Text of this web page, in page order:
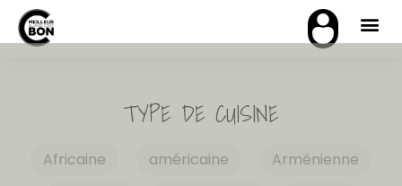
TYPE DE CUISINE
Africaine américaine
Arménienne